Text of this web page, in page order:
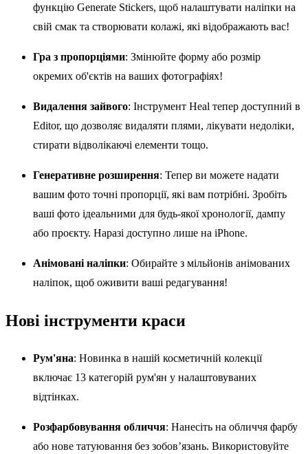
функцію Generate Stickers, щоб налаштувати наліпки на
свій смак та створювати колажі, які відображають вас!
Гра з пропорціями: Змінюйте форму або розмір
окремих об'єктів на ваших фотографіях!
Видалення зайвого: Інструмент Heal тепер доступний в
Editor, що дозволяє видаляти плями, лікувати недоліки,
стирати відволікаючі елементи тощо.
Генеративне розширення: Тепер ви можете надати
вашим фото точні пропорції, які вам потрібні. Зробіть
ваші фото ідеальними для будь-якої хронології, дампу
або проєкту. Наразі доступно лише на iPhone.
Анімовані наліпки: Обирайте з мільйонів анімованих
наліпок, щоб оживити ваші редагування!
Нові інструменти краси
Рум'яна: Новинка в нашій косметичній колекції
включає 13 категорій рум'ян у налаштовуваних
відтінках.
Розфарбовування обличчя: Нанесіть на обличчя фарбу
або нове татуювання без зобов’язань. Використовуйте